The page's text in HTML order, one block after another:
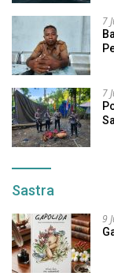
7
7
Sastra
9